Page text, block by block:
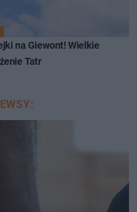
na Giewont! Wielkie
Tatr